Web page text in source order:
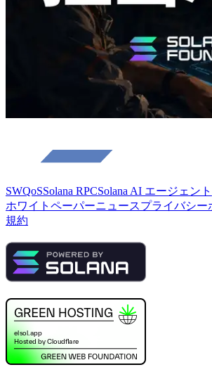
SWQoSSolana RPCSolana AI エージェント
ホワイトペーパーニュースプライバシー
規約